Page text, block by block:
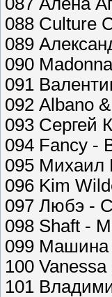
088 Culture
089
090
091
092 Albano
093 Сергей
094 Fancy -
095 Михаил
096 Kim
097 Любэ -
098 Shaft -
099 Машина
100
101